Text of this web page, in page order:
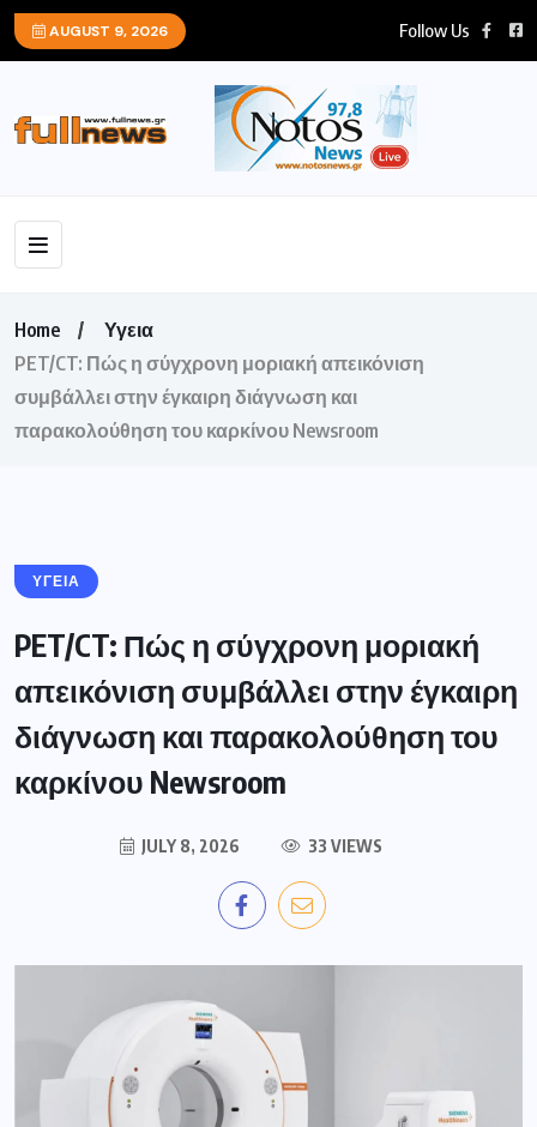
AUGUST 9, 2026 Follow Us
Home
Υγεια
PET/CT: Πώς η σύγχρονη μοριακή απεικόνιση
συμβάλλει στην έγκαιρη διάγνωση και
παρακολούθηση του καρκίνου Newsroom
ΥΓΕΙΑ
PET/CT: Πώς η σύγχρονη μοριακή
απεικόνιση συμβάλλει στην έγκαιρη
διάγνωση και παρακολούθηση του
καρκίνου Newsroom
JULY 8, 2026 33 VIEWS